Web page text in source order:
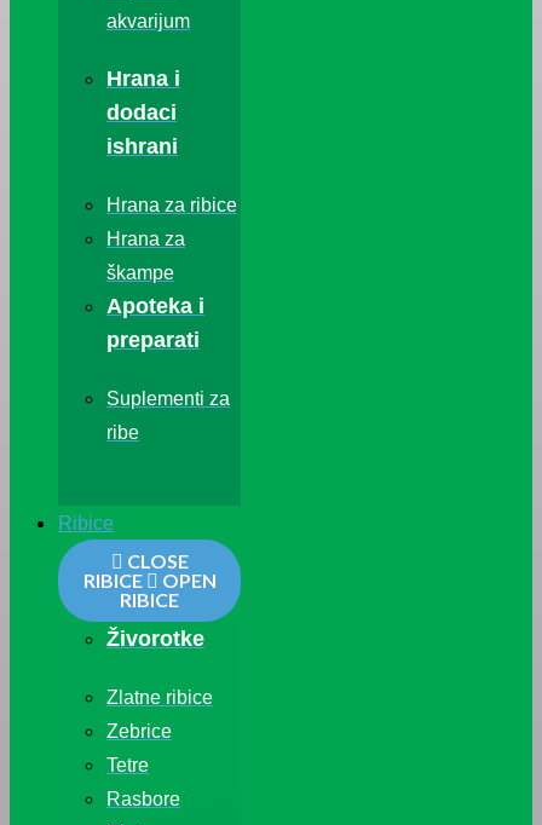
akvarijum
Hrana i
dodaci
ishrani
Hrana za ribice
Hrana za
škampe
Apoteka i
preparati
Suplementi za
ribe
Ribice
CLOSE
RIBICE
OPEN
RIBICE
Živorotke
Zlatne ribice
Zebrice
Tetre
Rasbore